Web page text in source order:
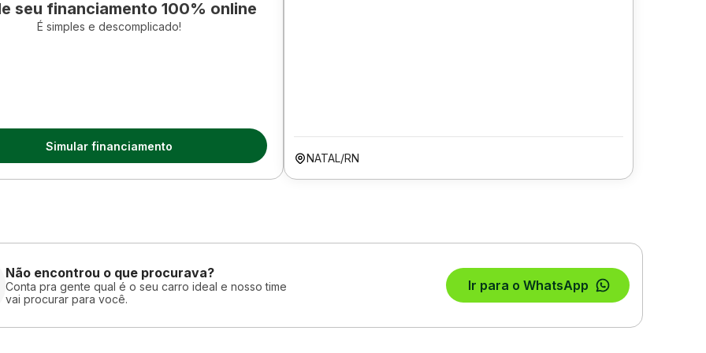
seu financiamento 100% online
É simples e descomplicado!
Simular financiamento
NATAL/RN
Não encontrou o que procurava?
Conta pra gente qual é o seu carro ideal e nosso time
vai procurar para você.
Ir para o WhatsApp